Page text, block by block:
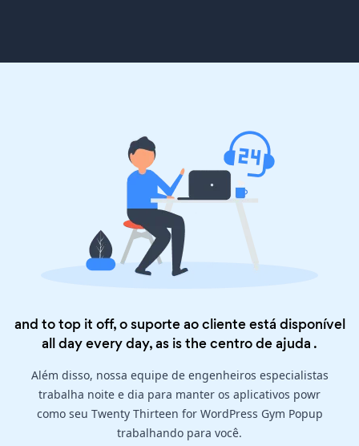
and to top it off, o suporte ao cliente está disponível
all day every day, as is thecentro de ajuda .
Além disso, nossa equipe de engenheiros especialistas
trabalha noite e dia para manter os aplicativos powr
como seu Twenty Thirteen for WordPress Gym Popup
trabalhando para você.